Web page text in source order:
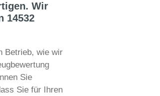
Wir
14532
Betrieb, wie wir
Sie
Sie für Ihren